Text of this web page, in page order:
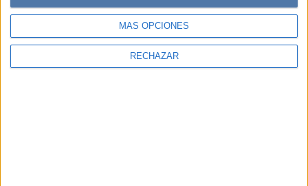
MÁS OPCIONES
RECHAZAR